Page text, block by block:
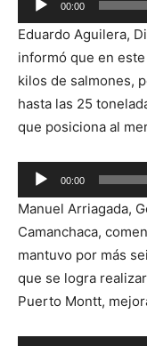
Reproductor
de
audio
00:00
Eduardo Aguilera,
informó que en
kilos de salmones,
hasta las 25
que posiciona al
Reproductor
de
audio
00:00
Manuel Arriagada,
Camanchaca,
mantuvo por más
que se logra
Puerto Montt,